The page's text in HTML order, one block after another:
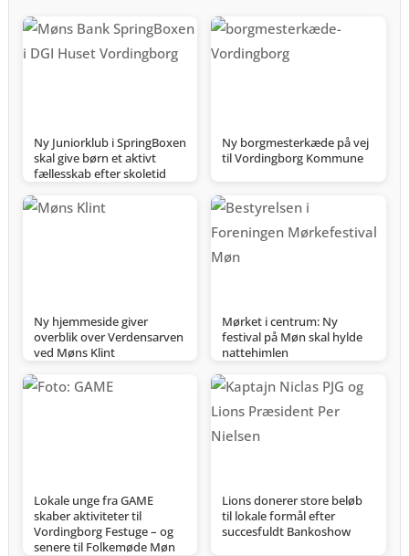
Ny Juniorklub i SpringBoxen
skal give børn et aktivt
fællesskab efter skoletid
Ny borgmesterkæde på vej
til Vordingborg Kommune
Ny hjemmeside giver
overblik over Verdensarven
ved Møns Klint
Mørket i centrum: Ny
festival på Møn skal hylde
nattehimlen
Lokale unge fra GAME
skaber aktiviteter til
Vordingborg Festuge – og
senere til Folkemøde Møn
Lions donerer store beløb
til lokale formål efter
succesfuldt Bankoshow